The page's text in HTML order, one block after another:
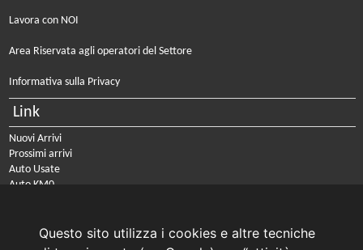
Questo sito utilizza i cookies e altre tecniche
Lavora con NOI
Area Riservata agli operatori del Settore
Informativa sulla Privacy
Link
Nuovi Arrivi
Prossimi arrivi
Auto Usate
Auto KM0
PRENOTA IL TUO INTERVENTO DI OFFICINA